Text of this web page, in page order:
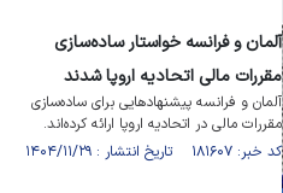
آلمان و فرانسه خواستار ساده‌سازی
مقررات مالی اتحادیه اروپا شدند
آلمان و فرانسه پیشنهاد‌هایی برای ساده‌سازی
مقررات مالی در اتحادیه اروپا ارائه کرده‌اند.
کد خبر: ۱۸۱۶۰۷ تاریخ انتشار : ۱۴۰۴/۱۱/۲۹